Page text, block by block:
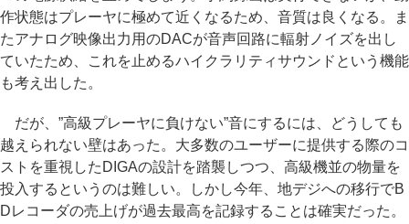
作状態はプレーヤに極めて近くなるため、音質は良くなる。ま
たアナログ映像出力用のDACが音声回路に輻射ノイズを出し
ていたため、これを止めるハイクラリティサウンドという機能
も考え出した。
だが、”高級プレーヤに負けない”音にするには、どうしても
越えられない壁はあった。大多数のユーザーに提供する際のコ
ストを重視したDIGAの設計を踏襲しつつ、高級機並の物量を
投入するというのは難しい。しかし今年、地デジへの移行でB
Dレコーダの売上げが過去最高を記録することは確実だった。